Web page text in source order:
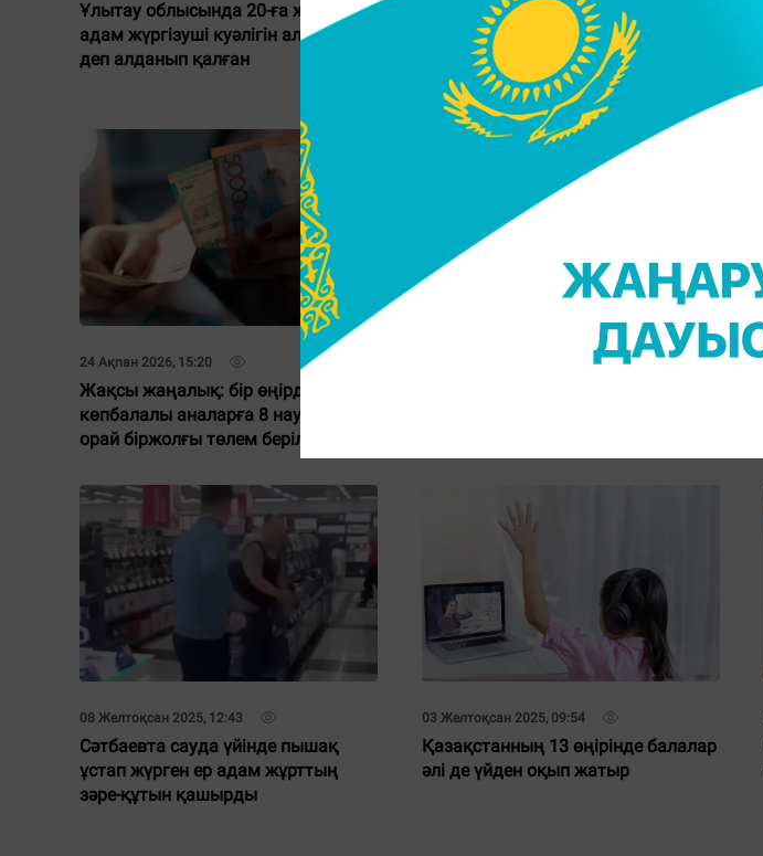
Ұлытау облысында 20-ға жуық
адам жүргізуші куәлігін аламын
деп алданып қалған
“Қазақмыс“ аумағынан ұрлық
жасағандар әшкере болды
24 Ақпан 2026, 15:20
Жақсы жаңалық: бір өңірде
көпбалалы аналарға 8 наурызға
орай біржолғы төлем беріледі
08 Желтоқсан 2025, 12:43
Сәтбаевта сауда үйінде пышақ
ұстап жүрген ер адам жұрттың
зәре-құтын қашырды
03 Желтоқсан 2025, 09:54
Қазақстанның 13 өңірінде балалар
әлі де үйден оқып жатыр